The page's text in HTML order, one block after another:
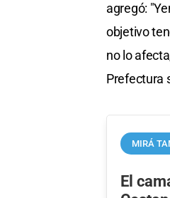
agregó:
objetivo
no lo
Prefectura
MIRÁ
El